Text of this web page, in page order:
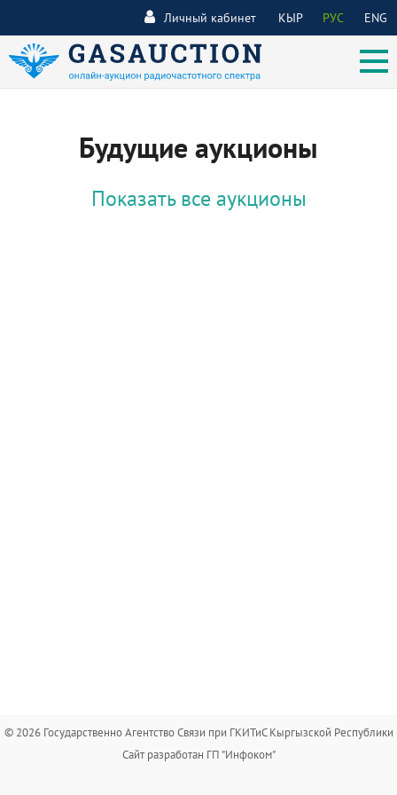
КЫР РУС ENG
Личный кабинет
Будущие аукционы
Показать все аукционы
© 2026 Государственно Агентство Связи при ГКИТиС Кыргызской Республики
Сайт разработан ГП "Инфоком"